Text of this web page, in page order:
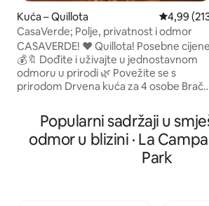
Kuća – Quillota
4,99
CasaVerde; Polje, privatnost i odmor
CASAVERDE! ❤️ Quillota! Posebne
💰🔖 Dođite i uživajte u jednostavnom
odmoru u prirodi 🌿 Povežite se s
prirodom Drvena kuća za 4 osobe Bračni
kat Sve što vam je potrebno SVE je
privatno ☘️Ruralno područje s
mogućnošću povezivanja 🐔Farma
peradi s kokošima koje možete
promatrati Prostrana terasa🍷 Život na
Popularni sadržaji u
odmor u blizini · La
Park